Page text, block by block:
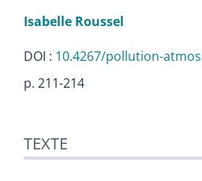
Isabelle Roussel
DOI : 10.4267/pollution-
p. 211-214
Citer cet article
Auteur
TEXTE